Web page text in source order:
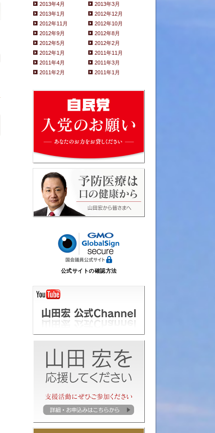
2013年4月
2013年3月
2013年1月
2012年12月
2012年11月
2012年10月
2012年9月
2012年8月
2012年5月
2012年2月
2012年1月
2011年11月
2011年4月
2011年3月
2011年2月
2011年1月
公式サイトの確認方法